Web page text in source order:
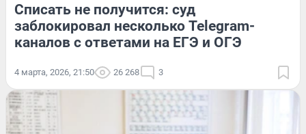
Списать не получится: суд
заблокировал несколько Telegram-
каналов с ответами на ЕГЭ и ОГЭ
4 марта, 2026, 21:50 26 268 3